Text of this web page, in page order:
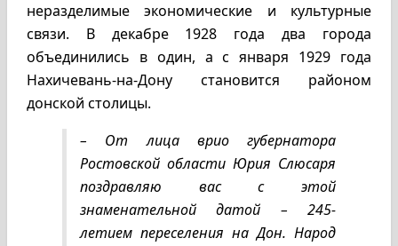
неразделимые экономические и культурные
связи. В декабре 1928 года два города
объединились в один, а с января 1929 года
Нахичевань-на-Дону становится районом
донской столицы.
– От лица врио губернатора
Ростовской области Юрия Слюсаря
поздравляю вас с этой
знаменательной датой – 245-
летием переселения на Дон. Народ